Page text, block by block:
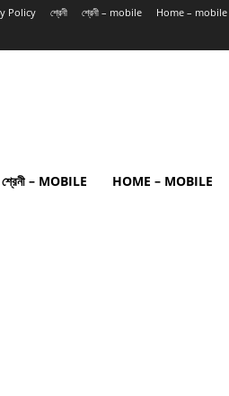
Policy শ্রেনী শ্রেনী – mobile Home – mobile
শ্রেনী – MOBILE HOME – MOBILE